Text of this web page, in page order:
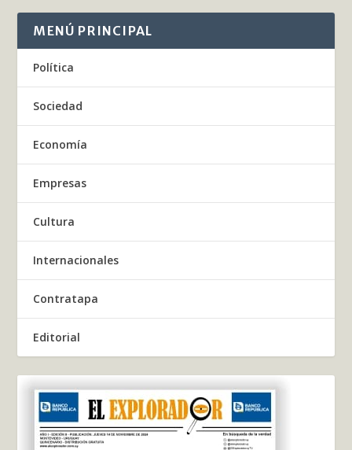
MENÚ PRINCIPAL
Política
Sociedad
Economía
Empresas
Cultura
Internacionales
Contratapa
Editorial